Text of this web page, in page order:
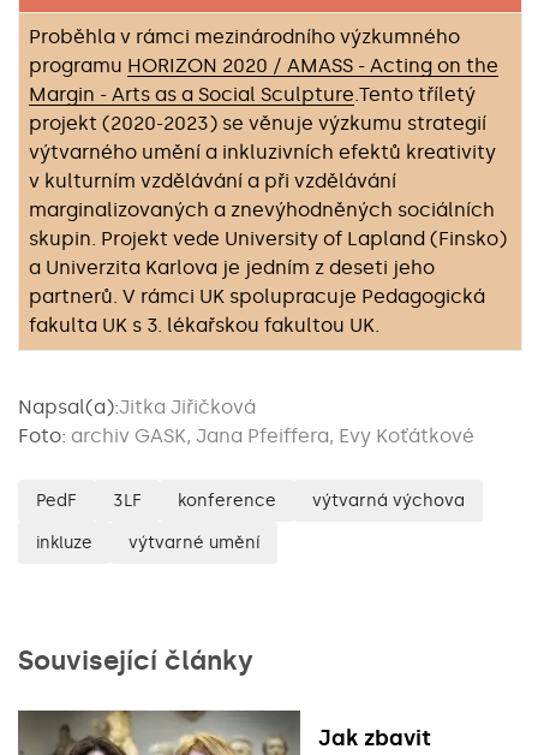
Proběhla v rámci mezinárodního výzkumného
programu HORIZON 2020 / AMASS - Acting on the
Margin - Arts as a Social Sculpture .Tento tříletý
projekt (2020-2023) se věnuje výzkumu strategií
výtvarného umění a inkluzivních efektů kreativity
v kulturním vzdělávání a při vzdělávání
marginalizovaných a znevýhodněných sociálních
skupin. Projekt vede University of Lapland (Finsko)
a Univerzita Karlova je jedním z deseti jeho
partnerů. V rámci UK spolupracuje Pedagogická
fakulta UK s 3. lékařskou fakultou UK.
Napsal(a):Jitka Jiřičková
Foto: archiv GASK, Jana Pfeiffera, Evy Koťátkové
PedF 3LF konference výtvarná výchova
inkluze výtvarné umění
Související články
Jak zbavit